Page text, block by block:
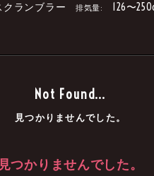
クランブラー 排気量: 126〜
Not Found...
見つかりませんでした。
見つかりませんでした。
中古車